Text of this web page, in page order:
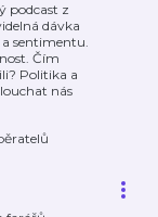
podcast z
dávka
sentimentu.
Čím
Politika a
nás